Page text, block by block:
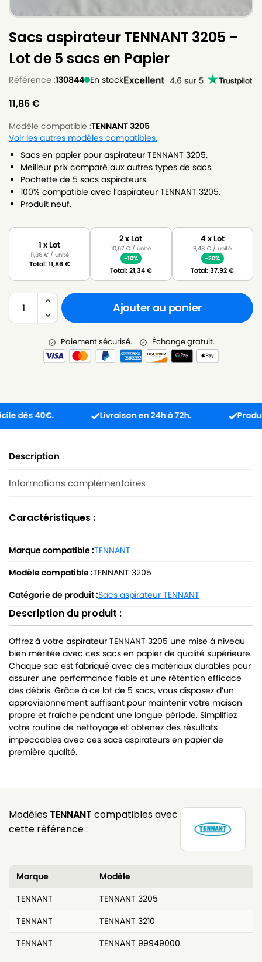
Sacs aspirateur TENNANT 3205 –
Lot de 5 sacs en Papier
Référence :130844 En stock
11,86€
Modèle compatible :TENNANT 3205
Voir les autres modèles compatibles.
Sacs en papier pour aspirateur TENNANT 3205.
Meilleur prix comparé aux autres types de sacs.
Pochette de 5 sacs aspirateurs.
100% compatible avec l’aspirateur TENNANT 3205.
Produit neuf.
1 x Lot
11,86 €/ unité
Total:11,86€
2 x Lot
10,67 €/ unité
-10%
Total:21,34€
4 x Lot
9,48€ / unité
-20%
Total:37,92€
Ajouter au panier
Paiement sécurisé. Échange gratuit.
40€. Livraison en 24h à 72h. Produit
Description
Informations complémentaires
Caractéristiques :
Marque compatible :TENNANT
Modèle compatible :TENNANT 3205
Catégorie de produit :Sacs aspirateur TENNANT
Description du produit :
Offrez à votre aspirateur TENNANT 3205 une mise à niveau
bien méritée avec ces sacs en papier de qualité supérieure.
Chaque sac est fabriqué avec des matériaux durables pour
assurer une performance fiable et une rétention efficace
des débris. Grâce à ce lot de 5 sacs, vous disposez d’un
approvisionnement suffisant pour maintenir votre maison
propre et fraîche pendant une longue période. Simplifiez
votre routine de nettoyage et obtenez des résultats
impeccables avec ces sacs aspirateurs en papier de
première qualité.
Modèles TENNANT compatibles avec
cette référence :
Marque
Modèle
TENNANT
TENNANT 3205
TENNANT
TENNANT 3210
TENNANT
TENNANT 99949000.